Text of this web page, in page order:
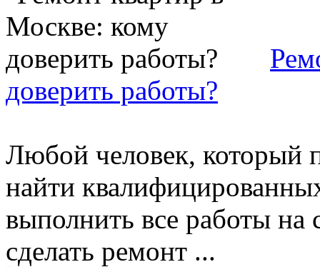
доверить работы?
Любой человек, который
найти
выполнить все работы
сделать ремонт ...